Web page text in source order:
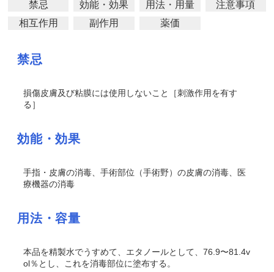
禁忌 効能・効果 用法・用量
注意事項
相互作用
副作用 薬価
禁忌
損傷皮膚及び粘膜には使用しないこと［刺激作用を有す
る］
効能・効果
手指・皮膚の消毒、手術部位（手術野）の皮膚の消毒、医
療機器の消毒
用法・容量
本品を精製水でうすめて、エタノールとして、76.9〜81.4v
ol％とし、これを消毒部位に塗布する。